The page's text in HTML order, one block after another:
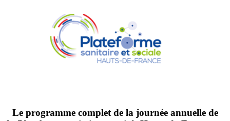
Le programme complet de la journée annuelle de